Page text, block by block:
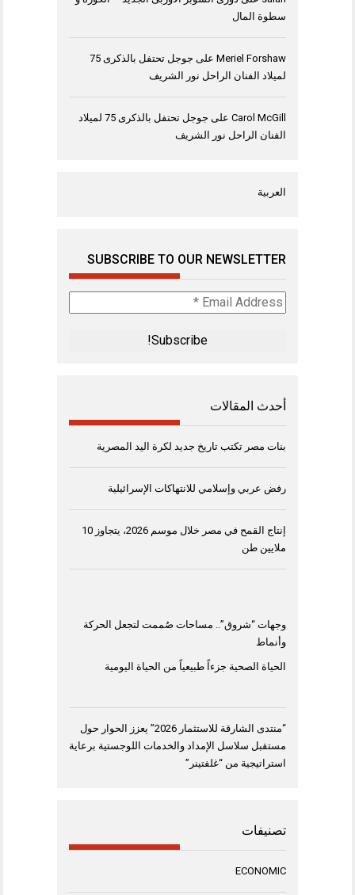
سطوة المال
Meriel Forshaw على
جوجل تحتفل بالذكرى 75
لميلاد الفنان الراحل نور الشريف
Carol McGill على
جوجل تحتفل بالذكرى 75 لميلاد
الفنان الراحل نور الشريف
العربية
SUBSCRIBE TO OUR NEWSLETTER
Email
Address
أحدث المقالات
بنات مصر تكتب تاريخ جديد لكرة اليد المصرية
رفض عربي وإسلامي للانتهاكات الإسرائيلية
إنتاج القمح في مصر خلال موسم 2026، يتجاوز 10
ملايين طن
وجهات “شروق”.. مساحات صُممت لتجعل الحركة
وأنماط
الحياة الصحية جزءاً طبيعياً من الحياة اليومية
“منتدى الشارقة للاستثمار 2026” يعزز الحوار حول
مستقبل سلاسل الإمداد والخدمات اللوجستية برعاية
استراتيجية من “غلفتينر”
تصنيفات
ECONOMIC